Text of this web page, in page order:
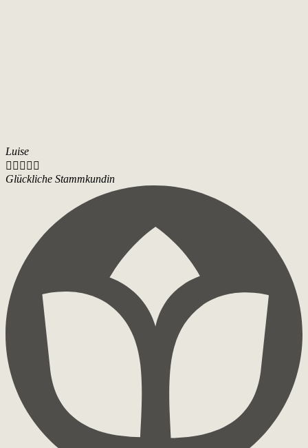
Luise
    
Glückliche Stammkundin